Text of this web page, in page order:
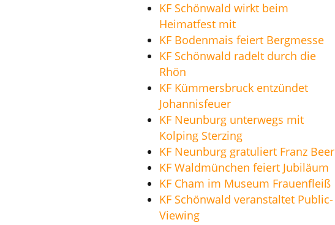
KF Schönwald wirkt beim
Heimatfest mit
KF Bodenmais feiert Bergmesse
KF Schönwald radelt durch die
Rhön
KF Kümmersbruck entzündet
Johannisfeuer
KF Neunburg unterwegs mit
Kolping Sterzing
KF Neunburg gratuliert Franz Beer
KF Waldmünchen feiert Jubiläum
KF Cham im Museum Frauenfleiß
KF Schönwald veranstaltet Public-
Viewing